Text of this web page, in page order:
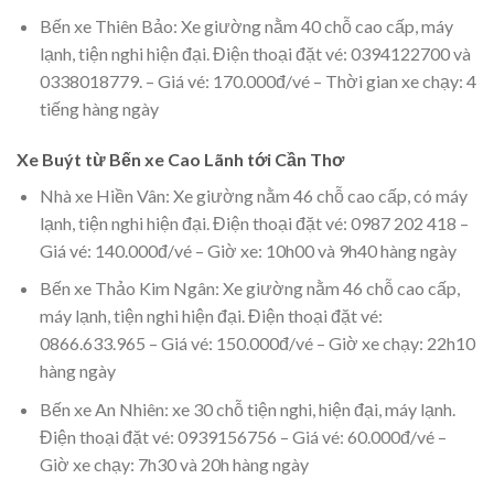
Bến xe Thiên Bảo: Xe giường nằm 40 chỗ cao cấp, máy
lạnh, tiện nghi hiện đại. Điện thoại đặt vé: 0394122700 và
0338018779. – Giá vé: 170.000đ/vé – Thời gian xe chạy: 4
tiếng hàng ngày
Xe Buýt từ Bến xe Cao Lãnh tới Cần Thơ
Nhà xe Hiền Vân: Xe giường nằm 46 chỗ cao cấp, có máy
lạnh, tiện nghi hiện đại. Điện thoại đặt vé: 0987 202 418 –
Giá vé: 140.000đ/vé – Giờ xe: 10h00 và 9h40 hàng ngày
Bến xe Thảo Kim Ngân: Xe giường nằm 46 chỗ cao cấp,
máy lạnh, tiện nghi hiện đại. Điện thoại đặt vé:
0866.633.965 – Giá vé: 150.000đ/vé – Giờ xe chạy: 22h10
hàng ngày
Bến xe An Nhiên: xe 30 chỗ tiện nghi, hiện đại, máy lạnh.
Điện thoại đặt vé: 0939156756 – Giá vé: 60.000đ/vé –
Giờ xe chạy: 7h30 và 20h hàng ngày